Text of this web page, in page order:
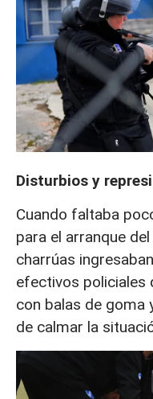
Disturbios y
Cuando faltaba
para el arranque
charrúas
efectivos policiales
con balas de goma
de calmar la